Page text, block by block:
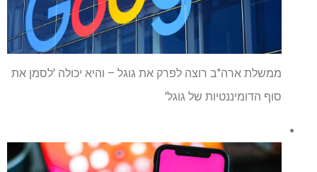
ממשלת ארה"ב רוצה לפרק את גוגל – והיא יכולה 'לסמן את
סוף הדומיננטיות של גוגל'